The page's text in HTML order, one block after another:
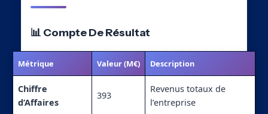
📊 Compte De Résultat
Métrique Valeur (M€) Description
Chiffre
d’Affaires
393
Revenus totaux de
l’entreprise